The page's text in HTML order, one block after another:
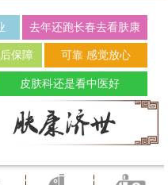
去年还跑长春去看肤康
保障 可靠 感觉放心
皮肤科还是看中医好